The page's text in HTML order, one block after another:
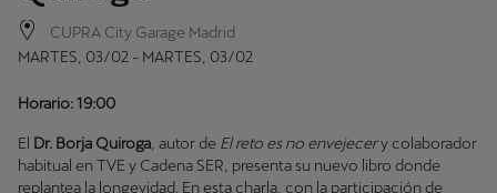
CUPRA City Garage Madrid
MARTES, 03/02 - MARTES, 03/02
Horario: 19:00
El Dr. Borja Quiroga, autor de El reto es no envejecery colaborador
habitual en TVE y Cadena SER, presenta su nuevo libro donde
replantea la longevidad. En esta charla, con la participación de